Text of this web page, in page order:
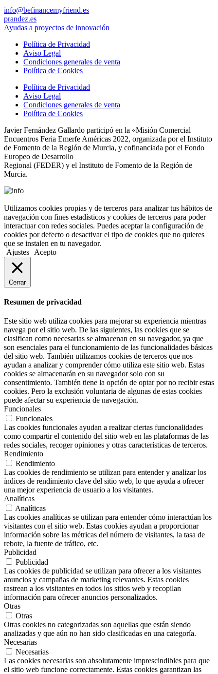
info@befinancemyfriend.es
prandez.es
Ayudas a proyectos de innovación
Política de Privacidad
Aviso Legal
Condiciones generales de venta
Política de Cookies
Política de Privacidad
Aviso Legal
Condiciones generales de venta
Política de Cookies
Javier Fernández Gallardo participó en la «Misión Comercial
Encuentros Feria Emerfe Américas 2022, organizada por el Instituto
de Fomento de la Región de Murcia, y cofinanciada por el Fondo
Europeo de Desarrollo
Regional (FEDER) y el Instituto de Fomento de la Región de
Murcia.
Utilizamos cookies propias y de terceros para analizar tus hábitos de
navegación con fines estadísticos y cookies de terceros para poder
interactuar con redes sociales. Puedes aceptar la configuración de
cookies por defecto o desactivar el tipo de cookies que no quieres
que se instalen en tu navegador.
Ajustes
Acepto
Cerrar
Resumen de privacidad
Este sitio web utiliza cookies para mejorar su experiencia mientras
navega por el sitio web. De las siguientes, las cookies que se
clasifican como necesarias se almacenan en su navegador, ya que
son esenciales para el funcionamiento de las funcionalidades básicas
del sitio web. También utilizamos cookies de terceros que nos
ayudan a analizar y comprender cómo utiliza este sitio web. Estas
cookies se almacenarán en su navegador solo con su
consentimiento. También tiene la opción de optar por no recibir estas
cookies. Pero la exclusión voluntaria de algunas de estas cookies
puede afectar su experiencia de navegación.
Funcionales
Funcionales
Las cookies funcionales ayudan a realizar ciertas funcionalidades
como compartir el contenido del sitio web en las plataformas de las
redes sociales, recoger opiniones y otras características de terceros.
Rendimiento
Rendimiento
Las cookies de rendimiento se utilizan para entender y analizar los
índices de rendimiento clave del sitio web, lo que ayuda a ofrecer
una mejor experiencia de usuario a los visitantes.
Analíticas
Analíticas
Las cookies analíticas se utilizan para entender cómo interactúan los
visitantes con el sitio web. Estas cookies ayudan a proporcionar
información sobre las métricas del número de visitantes, la tasa de
rebote, la fuente de tráfico, etc.
Publicidad
Publicidad
Las cookies de publicidad se utilizan para ofrecer a los visitantes
anuncios y campañas de marketing relevantes. Estas cookies
rastrean a los visitantes en todos los sitios web y recopilan
información para ofrecer anuncios personalizados.
Otras
Otras
Otras cookies no categorizadas son aquellas que están siendo
analizadas y que aún no han sido clasificadas en una categoría.
Necesarias
Necesarias
Las cookies necesarias son absolutamente imprescindibles para que
el sitio web funcione correctamente. Estas cookies garantizan las